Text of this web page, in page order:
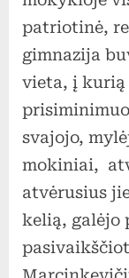
patriotinė,
gimnazija
vieta, į
svajojo,
mokiniai,
atvėrusius
kelią, galėjo